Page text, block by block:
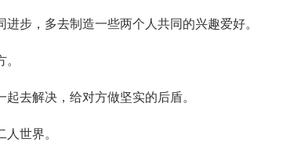
步，多去制造一些两个人共同的兴趣爱好。
去解决，给对方做坚实的后盾。
世界。